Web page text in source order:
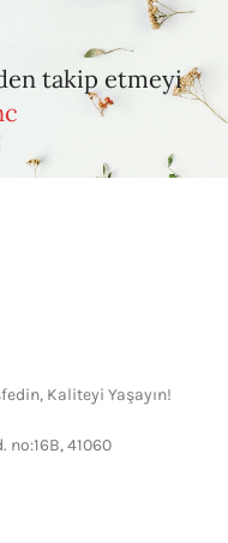
takip etmeyi
Kaliteyi Yaşayın!
no:16B, 41060